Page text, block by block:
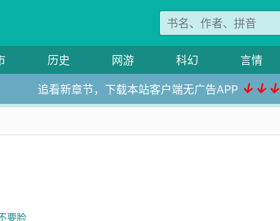
历史 网游 科幻 言情
追看新章节，下载本站客户端无广告APP ↓↓↓
要脸